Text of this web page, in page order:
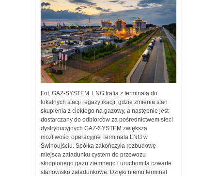
Fot. GAZ-SYSTEM. LNG trafia z terminala do
lokalnych stacji regazyfikacji, gdzie zmienia stan
skupienia z ciekłego na gazowy, a następnie jest
dostarczany do odbiorców za pośrednictwem sieci
dystrybucyjnych GAZ-SYSTEM zwiększa
możliwości operacyjne Terminala LNG w
Świnoujściu. Spółka zakończyła rozbudowę
miejsca załadunku cystern do przewozu
skroplonego gazu ziemnego i uruchomiła czwarte
stanowisko załadunkowe. Dzięki niemu terminal